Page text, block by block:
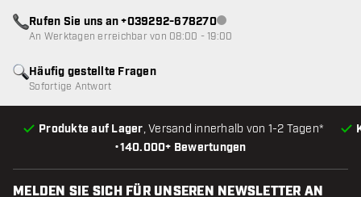
•140.000+ Bewertungen
Produkte auf Lager, Versand innerhalb von 1-2 Tagen*
Häufig gestellte Fragen
Sofortige Antwort
Rufen Sie uns an +039292-678270Kundenservice nicht
An Werktagen erreichbar von 08:00 - 19:00
MELDEN SIE SICH FÜR UNSEREN NEWSLETTER AN